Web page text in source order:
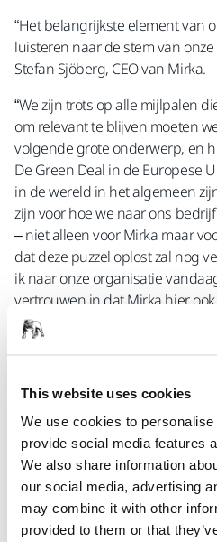
This website uses cookies
We use cookies to
provide social media features
We also share information
our social media, advertising
may combine it with other
provided to them or that
“Het belangrijkste element van
luisteren naar de stem van
Stefan Sjöberg, CEO van Mirka.
“We zijn trots op alle mijlpalen
om relevant te blijven moeten
volgende grote onderwerp, en
De Green Deal in de Europese
in de wereld in het algemeen
zijn voor hoe we naar ons
– niet alleen voor Mirka maar
dat deze puzzel oplost zal nog
ik naar onze organisatie
vertrouwen in dat Mirka hier
verjaardag zal vieren”, besluit
Een "trip down